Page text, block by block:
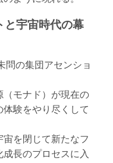
と宇宙時代の幕
問の集団アセンショ
（モナド）が現在の
験をやり尽くして
を閉じて新たなフ
長のプロセスに入